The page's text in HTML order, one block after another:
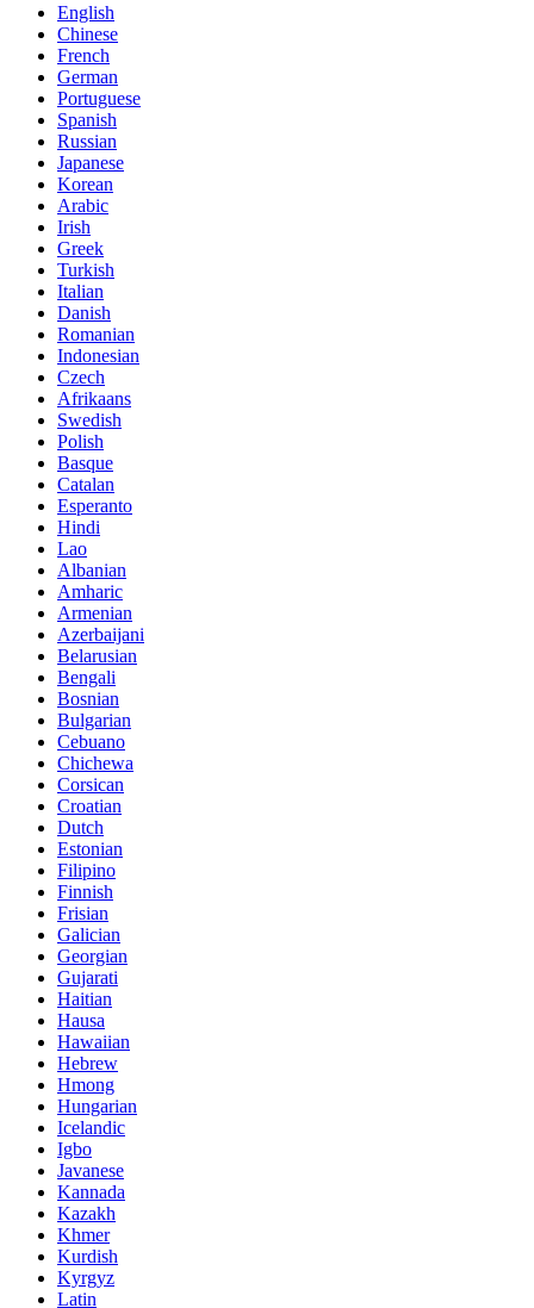
English
Chinese
French
German
Portuguese
Spanish
Russian
Japanese
Korean
Arabic
Irish
Greek
Turkish
Italian
Danish
Romanian
Indonesian
Czech
Afrikaans
Swedish
Polish
Basque
Catalan
Esperanto
Hindi
Lao
Albanian
Amharic
Armenian
Azerbaijani
Belarusian
Bengali
Bosnian
Bulgarian
Cebuano
Chichewa
Corsican
Croatian
Dutch
Estonian
Filipino
Finnish
Frisian
Galician
Georgian
Gujarati
Haitian
Hausa
Hawaiian
Hebrew
Hmong
Hungarian
Icelandic
Igbo
Javanese
Kannada
Kazakh
Khmer
Kurdish
Kyrgyz
Latin